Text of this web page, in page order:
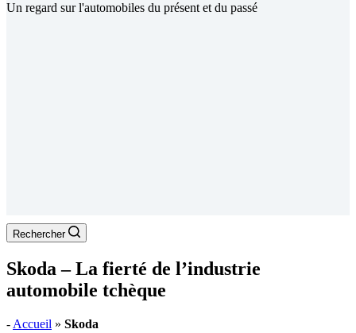
Un regard sur l'automobiles du présent et du passé
Rechercher
Skoda – La fierté de l’industrie
automobile tchèque
- Accueil » Skoda